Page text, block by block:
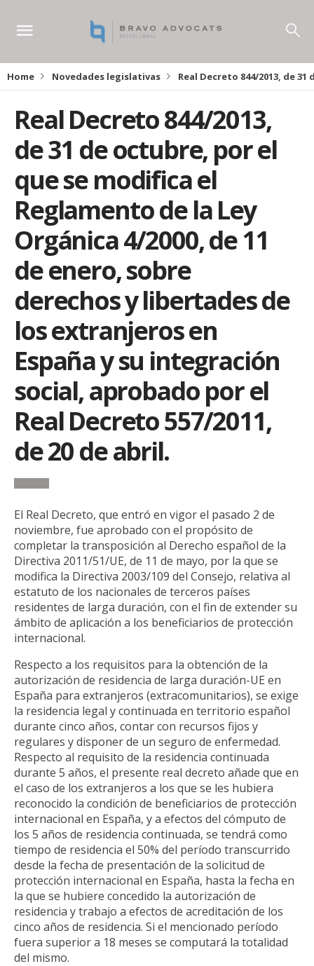
Home Novedades legislativas Real Decreto 844/2013, de
Real Decreto 844/2013,
de 31 de octubre, por el
que se modifica el
Reglamento de la Ley
Orgánica 4/2000, de 11
de enero, sobre
derechos y libertades de
los extranjeros en
España y su integración
social, aprobado por el
Real Decreto 557/2011,
de 20 de abril.
El Real Decreto, que entró en vigor el pasado 2 de
noviembre, fue aprobado con el propósito de
completar la transposición al Derecho español de la
Directiva 2011/51/UE, de 11 de mayo, por la que se
modifica la Directiva 2003/109 del Consejo, relativa al
estatuto de los nacionales de terceros países
residentes de larga duración, con el fin de extender su
ámbito de aplicación a los beneficiarios de protección
internacional.
Respecto a los requisitos para la obtención de la
autorización de residencia de larga duración-UE en
España para extranjeros (extracomunitarios), se exige
la residencia legal y continuada en territorio español
durante cinco años, contar con recursos fijos y
regulares y disponer de un seguro de enfermedad.
Respecto al requisito de la residencia continuada
durante 5 años, el presente real decreto añade que en
el caso de los extranjeros a los que se les hubiera
reconocido la condición de beneficiarios de protección
internacional en España, y a efectos del cómputo de
los 5 años de residencia continuada, se tendrá como
tiempo de residencia el 50% del período transcurrido
desde la fecha de presentación de la solicitud de
protección internacional en España, hasta la fecha en
la que se hubiere concedido la autorización de
residencia y trabajo a efectos de acreditación de los
cinco años de residencia. Si el mencionado período
fuera superior a 18 meses se computará la totalidad
del mismo.